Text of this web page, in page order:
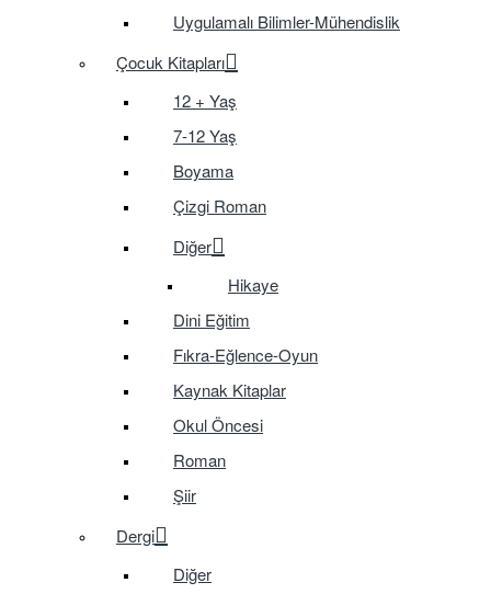
Uygulamalı Bilimler-Mühendislik
Çocuk Kitapları
12 + Yaş
7-12 Yaş
Boyama
Çizgi Roman
Diğer
Hikaye
Dini Eğitim
Fıkra-Eğlence-Oyun
Kaynak Kitaplar
Okul Öncesi
Roman
Şiir
Dergi
Diğer